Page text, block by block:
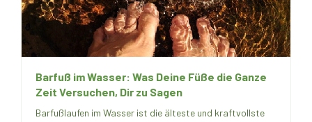
Barfuß im Wasser: Was Deine Füße die Ganze
Zeit Versuchen, Dir zu Sagen
Barfußlaufen im Wasser ist die älteste und kraftvollste